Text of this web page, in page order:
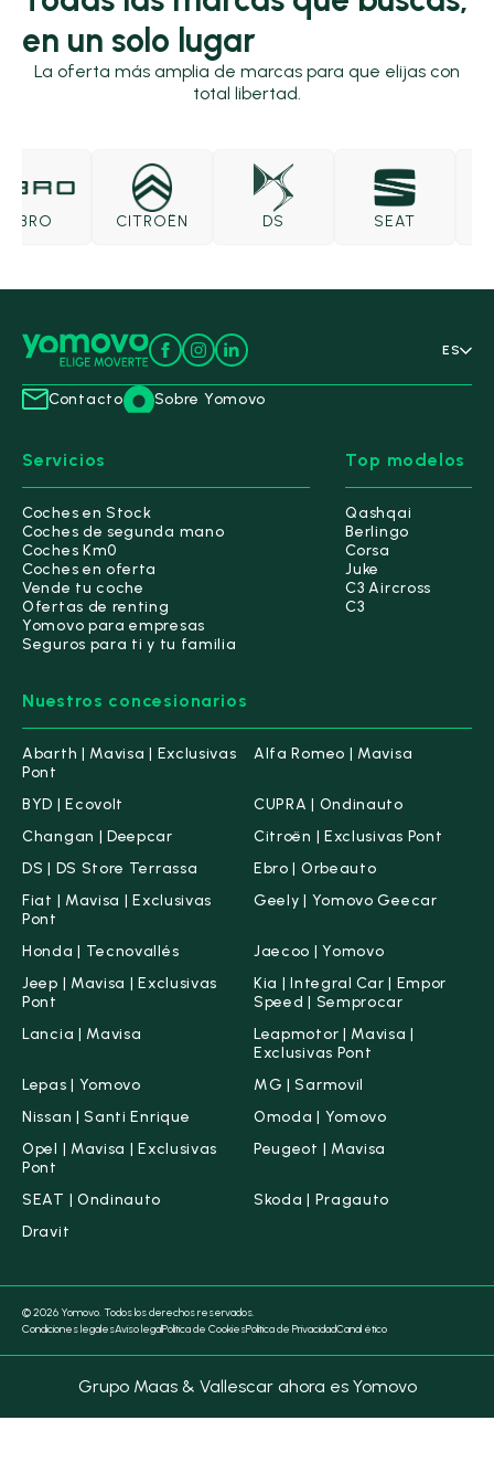
en un solo lugar
La oferta más amplia de marcas para que elijas con
total libertad.
CITROËN DS SEAT
ES
Contacto Sobre Yomovo
Servicios
Coches en Stock
Coches de segunda mano
Coches Km0
Coches en oferta
Vende tu coche
Ofertas de renting
Yomovo para empresas
Seguros para ti y tu familia
Top modelos
Qashqai
Berlingo
Corsa
Juke
C3 Aircross
C3
Nuestros concesionarios
Abarth | Mavisa | Exclusivas
Pont
Alfa Romeo | Mavisa
BYD | Ecovolt
CUPRA | Ondinauto
Changan | Deepcar
Citroën | Exclusivas Pont
DS | DS Store Terrassa
Ebro | Orbeauto
Fiat | Mavisa | Exclusivas
Pont
Geely | Yomovo Geecar
Honda | Tecnovallés
Jaecoo | Yomovo
Jeep | Mavisa | Exclusivas
Pont
Kia | Integral Car | Empor
Speed | Semprocar
Lancia | Mavisa
Leapmotor | Mavisa |
Exclusivas Pont
Lepas | Yomovo
MG | Sarmovil
Nissan | Santi Enrique
Omoda | Yomovo
Opel | Mavisa | Exclusivas
Pont
Peugeot | Mavisa
SEAT | Ondinauto
Skoda | Pragauto
Dravit
Condiciones legalesAviso legalPolítica de CookiesPolítica de PrivacidadCanal ético
© 2026 Yomovo. Todos los derechos reservados.
Grupo Maas & Vallescar ahora es Yomovo